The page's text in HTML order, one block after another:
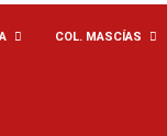
COL. MASCÍAS